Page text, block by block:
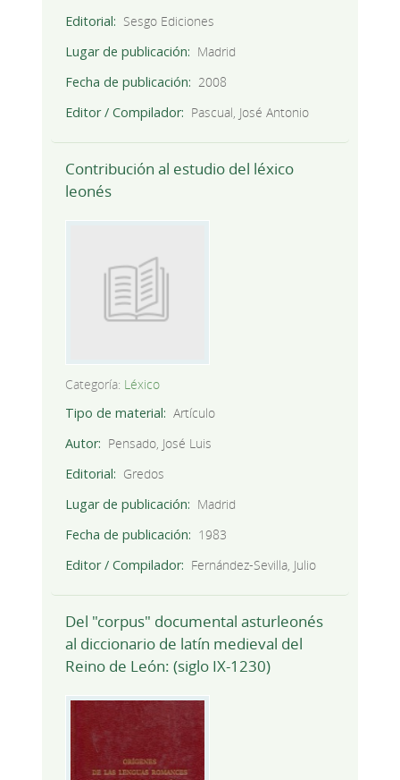
Editorial
Sesgo Ediciones
Lugar de publicación
Madrid
Fecha de publicación
2008
Editor / Compilador
Pascual, José Antonio
Contribución al estudio del léxico
leonés
Categoría: Léxico
Tipo de material
Artículo
Autor
Pensado, José Luis
Editorial
Gredos
Lugar de publicación
Madrid
Fecha de publicación
1983
Editor / Compilador
Fernández-Sevilla, Julio
Del "corpus" documental asturleonés
al diccionario de latín medieval del
Reino de León: (siglo IX-1230)